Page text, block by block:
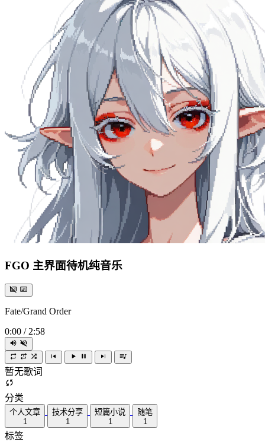
FGO 主界面待机纯音乐
Fate/Grand Order
0:00 / 2:58
暂无歌词
分类
个人文章
1
技术分享
1
短篇小说
1
随笔
1
标签